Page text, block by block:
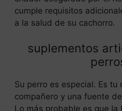
cumple requisitos
a la salud de su cachorro.
suplementos
Su perro es especial. Es tu
compañero y una fuente
Lo más probable es que la